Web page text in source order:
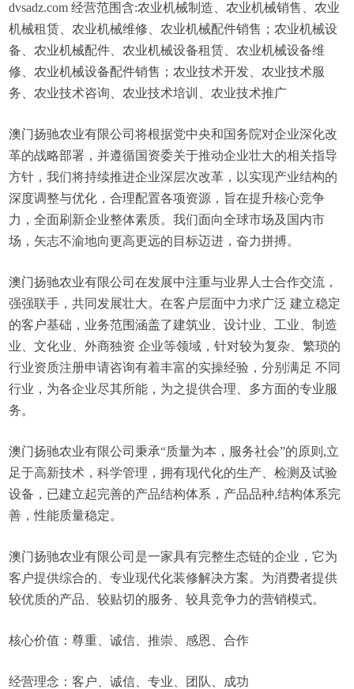
dvsadz.com 经营范围含:农业机械制造、农业机械销售、农业
机械租赁、农业机械维修、农业机械配件销售；农业机械设
备、农业机械配件、农业机械设备租赁、农业机械设备维
修、农业机械设备配件销售；农业技术开发、农业技术服
务、农业技术咨询、农业技术培训、农业技术推广
澳门扬驰农业有限公司将根据党中央和国务院对企业深化改
革的战略部署，并遵循国资委关于推动企业壮大的相关指导
方针，我们将持续推进企业深层次改革，以实现产业结构的
深度调整与优化，合理配置各项资源，旨在提升核心竞争
力，全面刷新企业整体素质。我们面向全球市场及国内市
场，矢志不渝地向更高更远的目标迈进，奋力拼搏。
澳门扬驰农业有限公司在发展中注重与业界人士合作交流，
强强联手，共同发展壮大。在客户层面中力求广泛 建立稳定
的客户基础，业务范围涵盖了建筑业、设计业、工业、制造
业、文化业、外商独资 企业等领域，针对较为复杂、繁琐的
行业资质注册申请咨询有着丰富的实操经验，分别满足 不同
行业，为各企业尽其所能，为之提供合理、多方面的专业服
务。
澳门扬驰农业有限公司秉承“质量为本，服务社会”的原则,立
足于高新技术，科学管理，拥有现代化的生产、检测及试验
设备，已建立起完善的产品结构体系，产品品种,结构体系完
善，性能质量稳定。
澳门扬驰农业有限公司是一家具有完整生态链的企业，它为
客户提供综合的、专业现代化装修解决方案。为消费者提供
较优质的产品、较贴切的服务、较具竞争力的营销模式。
核心价值：尊重、诚信、推崇、感恩、合作
经营理念：客户、诚信、专业、团队、成功